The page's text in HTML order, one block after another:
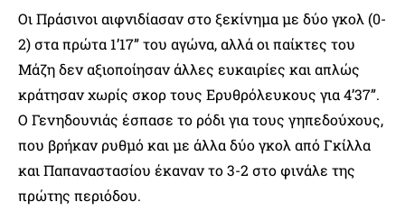
Οι Πράσινοι αιφνιδίασαν στο ξεκίνημα με δύο γκολ (0-
2) στα πρώτα 1’17” του αγώνα, αλλά οι παίκτες του
Μάζη δεν αξιοποίησαν άλλες ευκαιρίες και απλώς
κράτησαν χωρίς σκορ τους Ερυθρόλευκους για 4’37”.
Ο Γενηδουνιάς έσπασε το ρόδι για τους γηπεδούχους,
που βρήκαν ρυθμό και με άλλα δύο γκολ από Γκίλλα
και Παπαναστασίου έκαναν το 3-2 στο φινάλε της
πρώτης περιόδου.